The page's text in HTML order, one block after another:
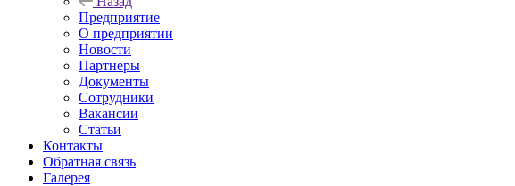
Предприятие
О предприятии
Новости
Партнеры
Документы
Сотрудники
Вакансии
Статьи
Контакты
Обратная связь
Галерея